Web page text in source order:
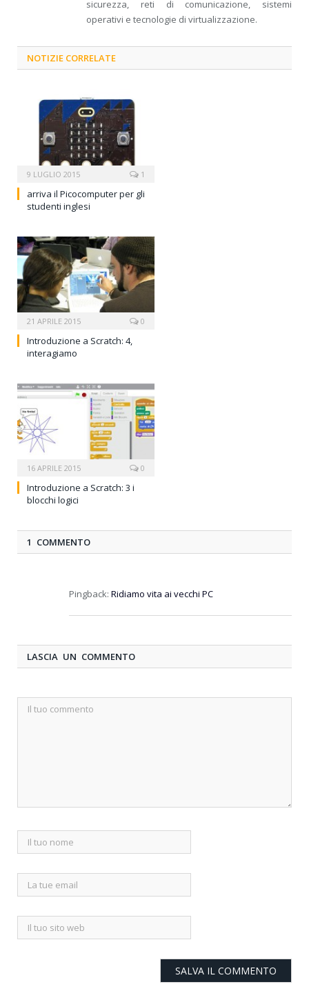
sicurezza, reti di comunicazione, sistemi
operativi e tecnologie di virtualizzazione.
NOTIZIE CORRELATE
9 LUGLIO 2015 1
arriva il Picocomputer per gli
studenti inglesi
21 APRILE 2015 0
Introduzione a Scratch: 4,
interagiamo
16 APRILE 2015 0
Introduzione a Scratch: 3 i
blocchi logici
1 COMMENTO
Pingback: Ridiamo vita ai vecchi PC
LASCIA UN COMMENTO